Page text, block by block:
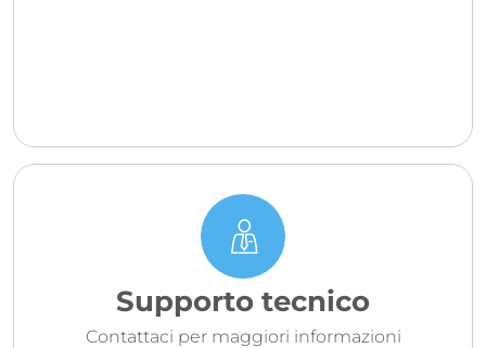
Supporto tecnico
Contattaci per maggiori informazioni